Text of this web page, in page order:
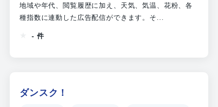
地域や年代、閲覧履歴に加え、天気、気温、花粉、各
種指数に連動した広告配信ができます。そ...
- 件
ダンスク！